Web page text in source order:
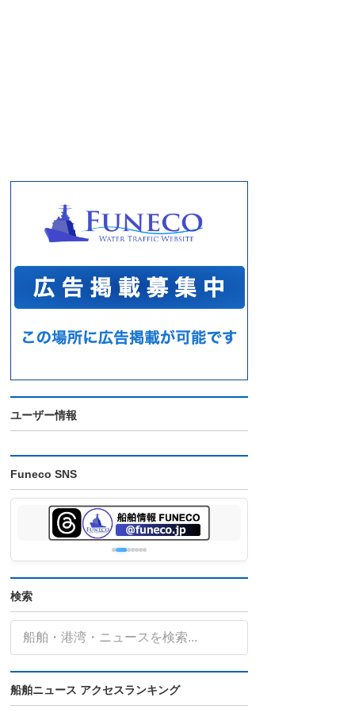
ユーザー情報
Funeco SNS
検索
船舶ニュース アクセスランキング